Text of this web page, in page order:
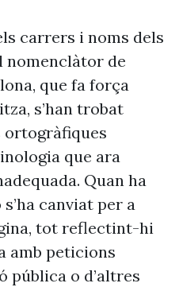
carrers i noms dels
nomenclàtor de
que fa força
s’han trobat
que ara
Quan ha
canviat per a
tot reflectint-hi
amb peticions
pública o d’altres